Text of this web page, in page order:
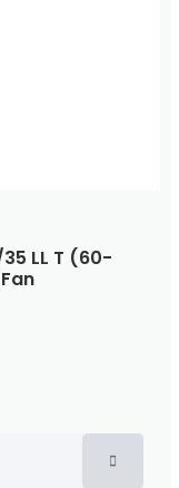
LL T (60-